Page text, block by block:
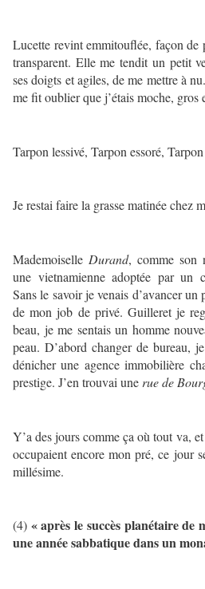
Lucette revint emmitouflée, façon
transparent. Elle me tendit un petit
ses doigts et agiles, de me mettre à
me fit oublier que j’étais moche, gros
Tarpon lessivé, Tarpon essoré,
Je restai faire la grasse matinée chez
Mademoiselle Durand, comme son
une vietnamienne adoptée par un
Sans le savoir je venais d’avancer
de mon job de privé. Guilleret je
beau, je me sentais un homme
peau. D’abord changer de bureau,
dénicher une agence immobilière
prestige. J’en trouvai une rue de
Y’a des jours comme ça où tout va,
occupaient encore mon pré, ce jour
millésime.
(4) « après le succès planétaire
une année sabbatique dans un